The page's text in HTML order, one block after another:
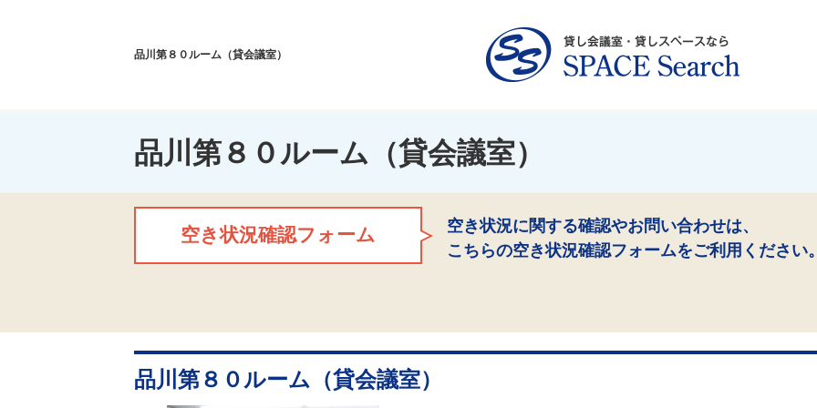
品川第８０ルーム（貸会議室）
品川第８０ルーム（貸会議室）
空き状況確認フォーム
空き状況に関する確認やお問い合わせは、
こちらの空き状況確認フォームをご利用ください
品川第８０ルーム（貸会議室）